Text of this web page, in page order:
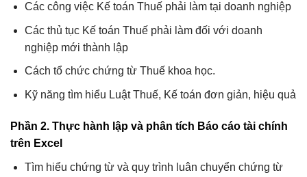
Các công việc Kế toán Thuế phải làm tại doanh nghiệp
Các thủ tục Kế toán Thuế phải làm đối với doanh
nghiệp mới thành lập
Cách tổ chức chứng từ Thuế khoa học.
Kỹ năng tìm hiểu Luật Thuế, Kế toán đơn giản, hiệu quả
Phần 2. Thực hành lập và phân tích Báo cáo tài chính
trên Excel
Tìm hiểu chứng từ và quy trình luân chuyển chứng từ